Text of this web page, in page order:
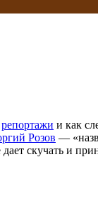
репортажи и как
Розов —
скучать и